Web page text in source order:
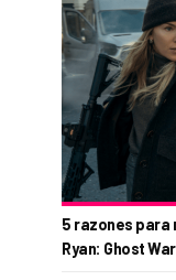
5 razones para
Ryan: Ghost